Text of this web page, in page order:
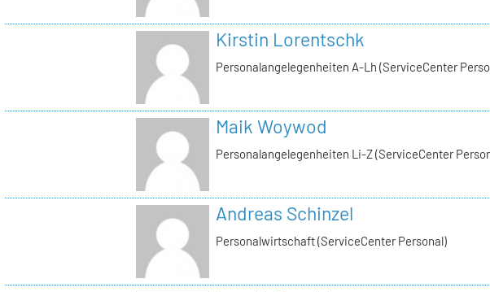
Kirstin Lorentschk
Personalangelegenheiten A-Lh (ServiceCenter
Maik Woywod
Personalangelegenheiten Li-Z (ServiceCenter
Andreas Schinzel
Personalwirtschaft (ServiceCenter Personal)